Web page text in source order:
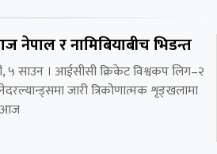
नेपाल र नामिबियाबीच भिडन्त
५ साउन । आईसीसी क्रिकेट विश्वकप लिग–२
जारी त्रिकोणात्मक शृङ्खलामा
आज